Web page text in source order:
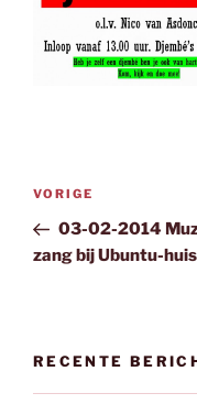
Bericht
Vorig
bericht
VORIGE
03-02-2014
zang bij Ubuntu-huis
RECENTE